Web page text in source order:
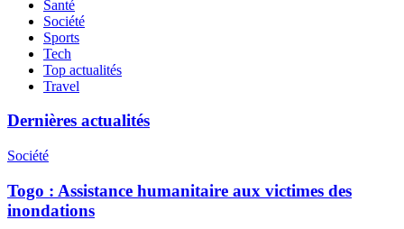
Santé
Société
Sports
Tech
Top actualités
Travel
Dernières actualités
Société
Togo : Assistance humanitaire aux victimes des
inondations